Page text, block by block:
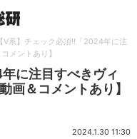
【V系】チェック必須!!「2024年に注
メントあり】
に注目すべきヴィ
画＆コメントあり】
2024.1.30 11:30